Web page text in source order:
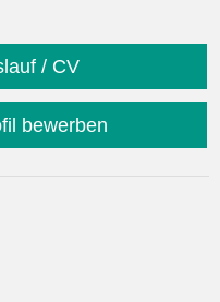
/ CV
bewerben